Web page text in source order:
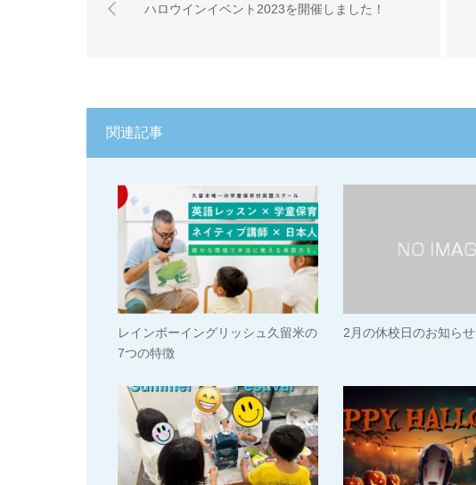
ハロウインイベント2023を開催しました！
関連記事
レインボーイングリッシュ久留米の
7つの特徴
2月の休校日のお知らせ